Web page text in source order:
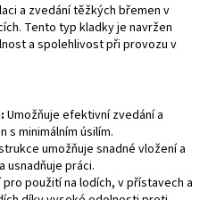
a zvedání těžkých břemen v
Tento typ kladky je navržen
a spolehlivost při provozu v
Umožňuje efektivní zvedání a
s minimálním úsilím.
umožňuje snadné vložení a
usnadňuje práci.
pro použití na lodích, v přístavech a